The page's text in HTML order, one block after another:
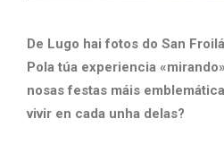
De Lugo hai fotos do San
Pola túa experiencia
nosas festas máis
vivir en cada unha delas?